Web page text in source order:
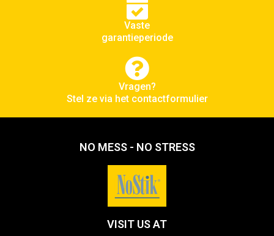
Vaste
garantieperiode
Vragen?
Stel ze via het contactformulier
NO MESS - NO STRESS
VISIT US AT